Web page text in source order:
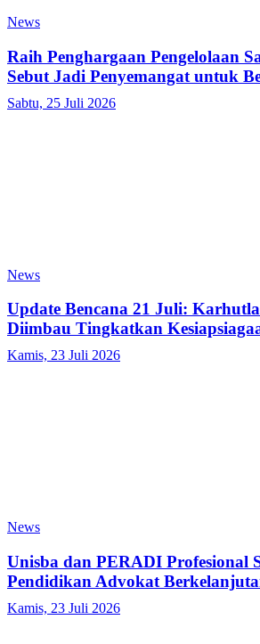
News
Raih Penghargaan Pengelolaan
Sebut Jadi Penyemangat untuk
Sabtu, 25 Juli 2026
News
Update Bencana 21 Juli:
Diimbau Tingkatkan
Kamis, 23 Juli 2026
News
Unisba dan PERADI Profesional
Pendidikan Advokat
Kamis, 23 Juli 2026